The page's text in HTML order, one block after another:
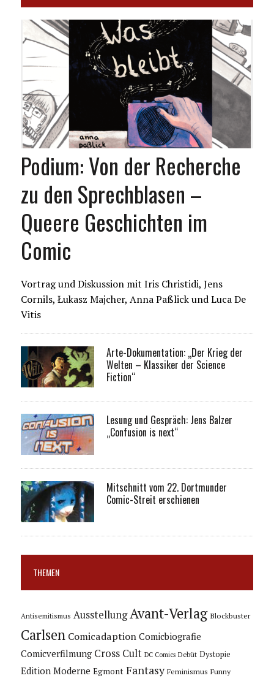
Podium: Von der Recherche
zu den Sprechblasen –
Queere Geschichten im
Comic
Vortrag und Diskussion mit Iris Christidi, Jens
Cornils, Łukasz Majcher, Anna Paßlick und Luca De
Vitis
Arte-Dokumentation: „Der Krieg der
Welten – Klassiker der Science
Fiction“
Lesung und Gespräch: Jens Balzer
„Confusion is next“
Mitschnitt vom 22. Dortmunder
Comic-Streit erschienen
THEMEN
Antisemitismus Ausstellung Avant-Verlag Blockbuster
Carlsen Comicadaption Comicbiografie
Comicverfilmung Cross Cult DC Comics Debüt Dystopie
Edition Moderne Egmont Fantasy Feminismus Funny